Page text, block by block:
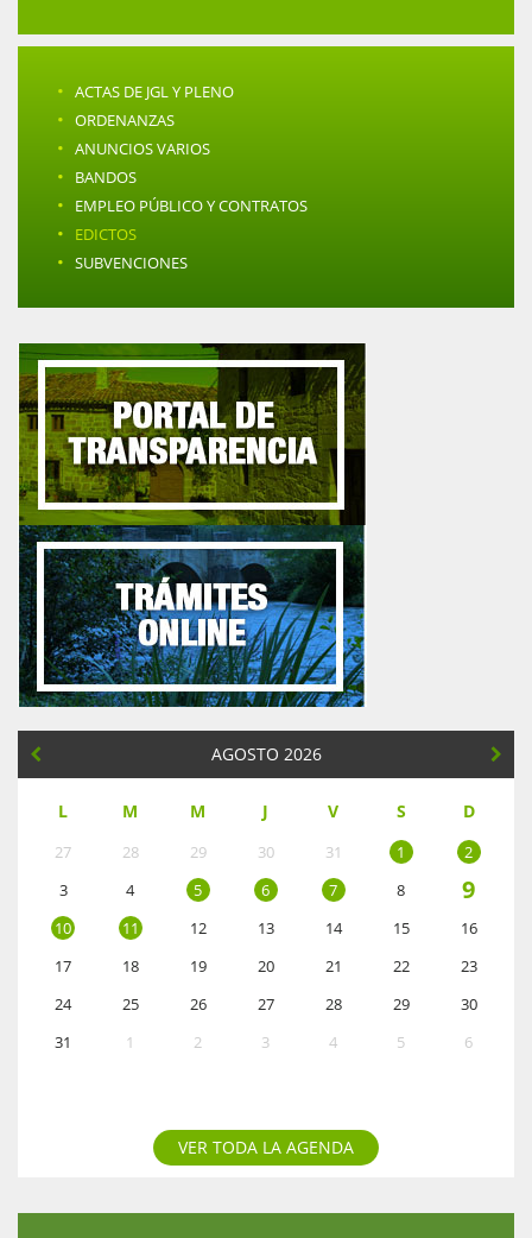
· ACTAS DE JGL Y PLENO
· ORDENANZAS
· ANUNCIOS VARIOS
· BANDOS
· EMPLEO PÚBLICO Y CONTRATOS
· EDICTOS
· SUBVENCIONES
AGOSTO 2026
L M M J V S D
27 28 29 30 31 1
2
3
4 5 6 7 8 9
10 11 12 13 14 15
16
17
18 19 20 21 22
23
24
25 26 27 28 29
30
31
1 2 3 4 5 6
VER TODA LA AGENDA